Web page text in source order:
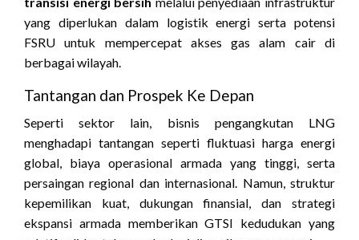
yang diperlukan dalam logistik energi serta potensi
FSRU untuk mempercepat akses gas alam cair di
berbagai wilayah.
Tantangan dan Prospek Ke Depan
Seperti sektor lain, bisnis pengangkutan LNG
menghadapi tantangan seperti fluktuasi harga energi
global, biaya operasional armada yang tinggi, serta
persaingan regional dan internasional. Namun, struktur
kepemilikan kuat, dukungan finansial, dan strategi
ekspansi armada memberikan GTSI kedudukan yang